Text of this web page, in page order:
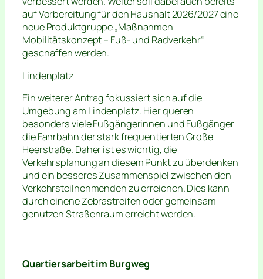
auf Vorbereitung für den Haushalt 2026/2027 eine
neue Produktgruppe „Maßnahmen
Mobilitätskonzept – Fuß- und Radverkehr“
geschaffen werden.
Lindenplatz
Ein weiterer Antrag fokussiert sich auf die
Umgebung am Lindenplatz. Hier queren
besonders viele Fußgängerinnen und Fußgänger
die Fahrbahn der stark frequentierten Große
Heerstraße. Daher ist es wichtig, die
Verkehrsplanung an diesem Punkt zu überdenken
und ein besseres Zusammenspiel zwischen den
Verkehrsteilnehmenden zu erreichen. Dies kann
durch einene Zebrastreifen oder gemeinsam
genutzen Straßenraum erreicht werden.
Quartiersarbeit im Burgweg